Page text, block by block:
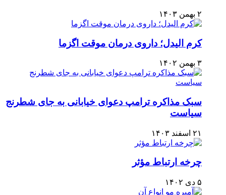
۲ بهمن ۱۴۰۳
کرم الیدل؛ داروی درمان موقت اگزما
۳ بهمن ۱۴۰۲
سبک مذاکره ترامپ دعوای خیابانی به جای شطرنج
سیاست
۲۱ اسفند ۱۴۰۳
چرخه ارتباط مؤثر
۵ دی ۱۴۰۲